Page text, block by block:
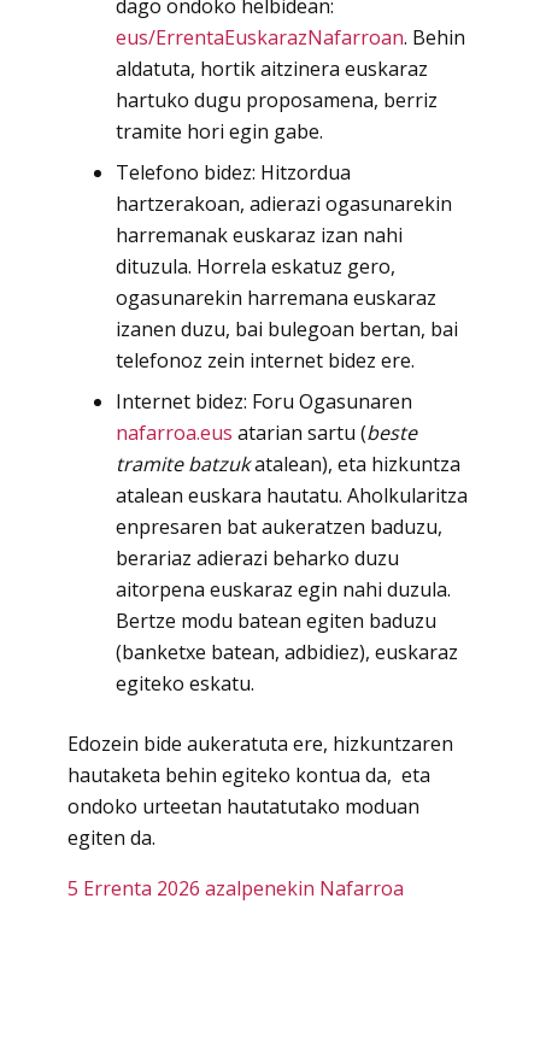
dago ondoko helbidean:
eus/ErrentaEuskarazNafarroan. Behin
aldatuta, hortik aitzinera euskaraz
hartuko dugu proposamena, berriz
tramite hori egin gabe.
Telefono bidez: Hitzordua
hartzerakoan, adierazi ogasunarekin
harremanak euskaraz izan nahi
dituzula. Horrela eskatuz gero,
ogasunarekin harremana euskaraz
izanen duzu, bai bulegoan bertan, bai
telefonoz zein internet bidez ere.
Internet bidez: Foru Ogasunaren
nafarroa.eus atarian sartu (beste
tramite batzukatalean), eta hizkuntza
atalean euskara hautatu. Aholkularitza
enpresaren bat aukeratzen baduzu,
berariaz adierazi beharko duzu
aitorpena euskaraz egin nahi duzula.
Bertze modu batean egiten baduzu
(banketxe batean, adbidiez), euskaraz
egiteko eskatu.
Edozein bide aukeratuta ere, hizkuntzaren
hautaketa behin egiteko kontua da, eta
ondoko urteetan hautatutako moduan
egiten da.
5 Errenta 2026 azalpenekin Nafarroa